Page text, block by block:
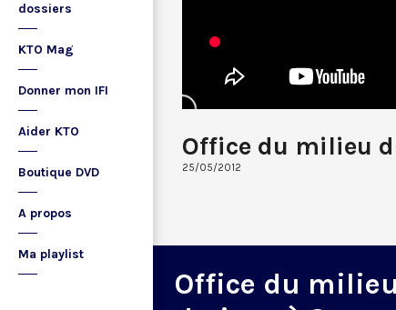
dossiers
KTO Mag
Donner mon IFI
Aider KTO
Boutique DVD
A propos
Ma playlist
Office du milieu
25/05/2012
Office du milieu